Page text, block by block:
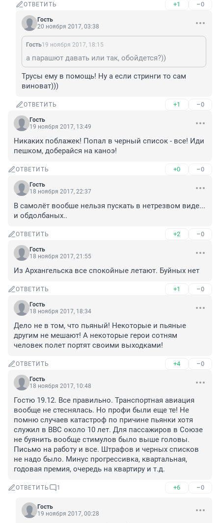
ОТВЕТИТЬ +1 –0
Гость
20 ноября 2017, 03:38
Гость19 ноября 2017, 18:15
а парашют давать или так, обойдется?))
Трусы ему в помощь! Ну а если стринги то сам
виноват)))
ОТВЕТИТЬ +1 –0
Гость
19 ноября 2017, 13:49
Никаких поблажек! Попал в черный список - все! Иди
пешком, доберайся на каноэ!
ОТВЕТИТЬ +0 –0
Гость
18 ноября 2017, 22:37
В самолёт вообше нельзя пускать в нетрезвом виде...
и обдолбаных..
ОТВЕТИТЬ +2 –0
Гость
18 ноября 2017, 21:55
Из Архангельска все спокойные летают. Буйных нет
ОТВЕТИТЬ +1 –0
Гость
18 ноября 2017, 18:34
Дело не в том, что пьяный! Некоторые и пьяные
другим не мешают! А некоторые герои сотням
человек полет портят своими выходками!
ОТВЕТИТЬ +4 –0
Гость
18 ноября 2017, 10:48
Гостю 19.12. Все правильно. Транспортная авиация
вообще не стеснялась. Но профи были еще те! Не
помню случаев катастроф по причине пьянки хотя
служил в ВВС около 10 лет. Для пассажиров в Союзе
не буянить вообще стимулов было выше головы.
Письмо на работу и все. Штрафов и черных списков
не надо было. Минус прогрессивка, квартальная,
годовая премия, очередь на квартиру и т.д.
ОТВЕТИТЬ 1 +6 –0
Гость
19 ноября 2017, 00:28